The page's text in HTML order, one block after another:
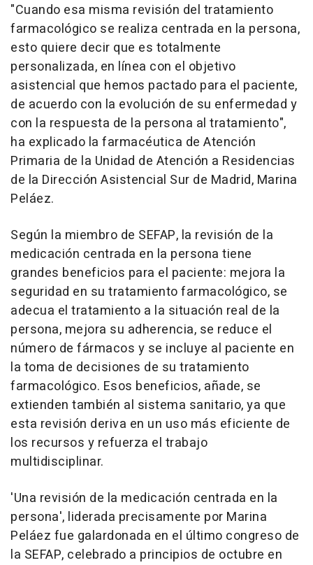
"Cuando esa misma revisión del tratamiento
farmacológico se realiza centrada en la persona,
esto quiere decir que es totalmente
personalizada, en línea con el objetivo
asistencial que hemos pactado para el paciente,
de acuerdo con la evolución de su enfermedad y
con la respuesta de la persona al tratamiento",
ha explicado la farmacéutica de Atención
Primaria de la Unidad de Atención a Residencias
de la Dirección Asistencial Sur de Madrid, Marina
Peláez.
Según la miembro de SEFAP, la revisión de la
medicación centrada en la persona tiene
grandes beneficios para el paciente: mejora la
seguridad en su tratamiento farmacológico, se
adecua el tratamiento a la situación real de la
persona, mejora su adherencia, se reduce el
número de fármacos y se incluye al paciente en
la toma de decisiones de su tratamiento
farmacológico. Esos beneficios, añade, se
extienden también al sistema sanitario, ya que
esta revisión deriva en un uso más eficiente de
los recursos y refuerza el trabajo
multidisciplinar.
'Una revisión de la medicación centrada en la
persona', liderada precisamente por Marina
Peláez fue galardonada en el último congreso de
la SEFAP, celebrado a principios de octubre en